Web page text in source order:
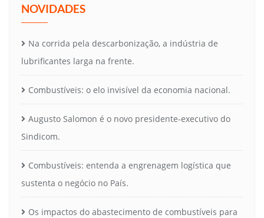
NOVIDADES
Na corrida pela descarbonização, a indústria de
lubrificantes larga na frente.
Combustíveis: o elo invisível da economia nacional.
Augusto Salomon é o novo presidente-executivo do
Sindicom.
Combustíveis: entenda a engrenagem logística que
sustenta o negócio no País.
Os impactos do abastecimento de combustíveis para